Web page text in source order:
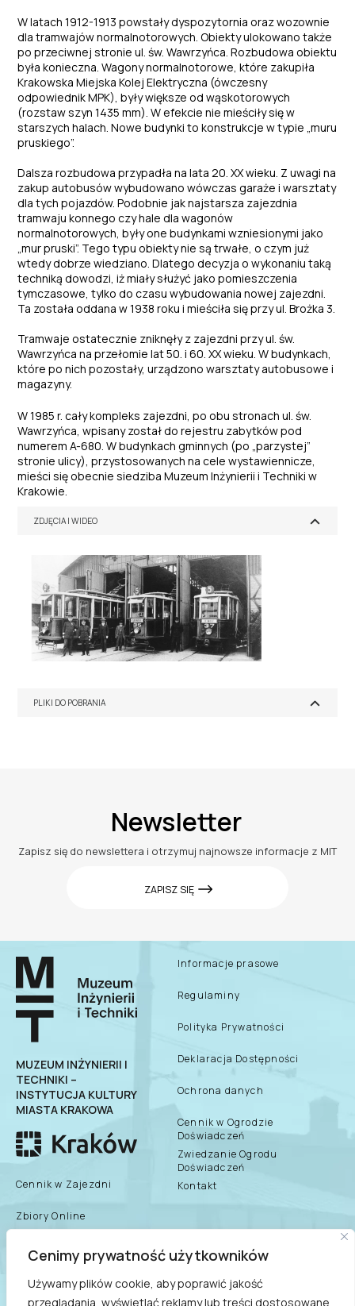
Cenimy prywatność użytkowników
Używamy plików cookie, aby poprawić jakość
przeglądania, wyświetlać reklamy lub treści dostosowane
W latach 1912-1913 powstały dyspozytornia oraz wozownie
dla tramwajów normalnotorowych. Obiekty ulokowano także
po przeciwnej stronie ul. św. Wawrzyńca. Rozbudowa obiektu
była konieczna. Wagony normalnotorowe, które zakupiła
Krakowska Miejska Kolej Elektryczna (ówczesny
odpowiednik MPK), były większe od wąskotorowych
(rozstaw szyn 1435 mm). W efekcie nie mieściły się w
starszych halach. Nowe budynki to konstrukcje w typie „muru
pruskiego”.
Dalsza rozbudowa przypadła na lata 20. XX wieku. Z uwagi na
zakup autobusów wybudowano wówczas garaże i warsztaty
dla tych pojazdów. Podobnie jak najstarsza zajezdnia
tramwaju konnego czy hale dla wagonów
normalnotorowych, były one budynkami wzniesionymi jako
„mur pruski”. Tego typu obiekty nie są trwałe, o czym już
wtedy dobrze wiedziano. Dlatego decyzja o wykonaniu taką
techniką dowodzi, iż miały służyć jako pomieszczenia
tymczasowe, tylko do czasu wybudowania nowej zajezdni.
Ta została oddana w 1938 roku i mieściła się przy ul. Brożka 3.
Tramwaje ostatecznie zniknęły z zajezdni przy ul. św.
Wawrzyńca na przełomie lat 50. i 60. XX wieku. W budynkach,
które po nich pozostały, urządzono warsztaty autobusowe i
magazyny.
W 1985 r. cały kompleks zajezdni, po obu stronach ul. św.
Wawrzyńca, wpisany został do rejestru zabytków pod
numerem A-680. W budynkach gminnych (po „parzystej”
stronie ulicy), przystosowanych na cele wystawiennicze,
mieści się obecnie siedziba Muzeum Inżynierii i Techniki w
Krakowie.
ZDJĘCIA I WIDEO
PLIKI DO POBRANIA
Newsletter
Zapisz się do newslettera i otrzymuj najnowsze informacje z MIT
ZAPISZ SIĘ
MUZEUM INŻYNIERII I
TECHNIKI –
INSTYTUCJA KULTURY
MIASTA KRAKOWA
Cennik w Zajezdni
Zbiory Online
Zespół Muzeum
Dane teleadresowe
Informacje prasowe
Regulaminy
Polityka Prywatności
Deklaracja Dostępności
Ochrona danych
Cennik w Ogrodzie
Doświadczeń
Zwiedzanie Ogrodu
Doświadczeń
Kontakt
biuletyn informacji